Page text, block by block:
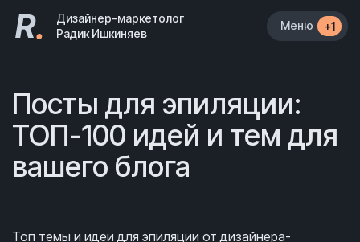
R.
Дизайнер-маркетолог
Радик Ишкиняев
Меню +1
Посты для эпиляции:
ТОП-100 идей и тем для
вашего блога
Топ темы и идеи для эпиляции от дизайнера-